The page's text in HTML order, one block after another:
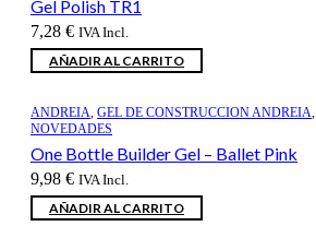
Gel Polish TR1
7,28 € IVA Incl.
AÑADIR AL CARRITO
ANDREIA, GEL DE CONSTRUCCION ANDREIA,
NOVEDADES
One Bottle Builder Gel – Ballet Pink
9,98 € IVA Incl.
AÑADIR AL CARRITO